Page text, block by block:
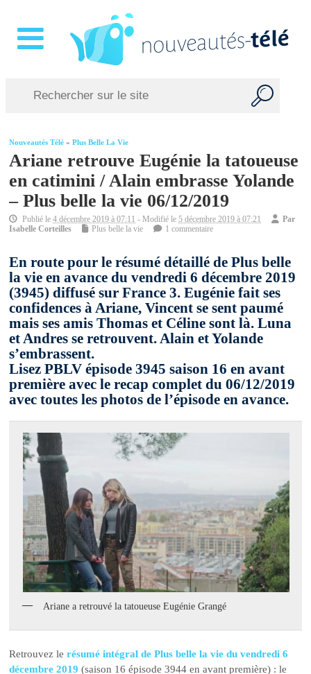
Nouveautés Télé »Plus Belle La Vie
Ariane retrouve Eugénie la tatoueuse
en catimini / Alain embrasse Yolande
– Plus belle la vie 06/12/2019
Publié le4 décembre 2019 à 07:11 - Modifié le5 décembre 2019 à 07:21
Par
Isabelle Corteilles
Plus belle la vie 1 commentaire
En route pour le résumé détaillé de Plus belle
la vie en avance du vendredi 6 décembre 2019
(3945) diffusé sur France 3. Eugénie fait ses
confidences à Ariane, Vincent se sent paumé
mais ses amis Thomas et Céline sont là. Luna
et Andres se retrouvent. Alain et Yolande
s’embrassent.
Lisez PBLV épisode 3945 saison 16 en avant
première avec le recap complet du 06/12/2019
avec toutes les photos de l’épisode en avance.
Ariane a retrouvé la tatoueuse Eugénie Grangé
Retrouvez lerésumé intégral de Plus belle la vie du vendredi 6
décembre 2019 (saison 16 épisode 3944 en avant première) : le